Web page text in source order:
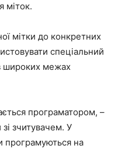
міток.
мітки до конкретних
спеціальний
широких межах
програматором, –
зчитувачем. У
програмуються на